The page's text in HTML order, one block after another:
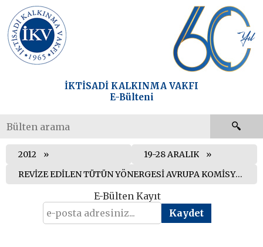
İKTİSADİ KALKINMA VAKFI
E-Bülteni
2012
19-28 ARALIK
REVİZE EDİLEN TÜTÜN YÖNERGESİ AVRUPA KOMİSYONU TARAFINDAN ONAYLANDI
E-Bülten Kayıt